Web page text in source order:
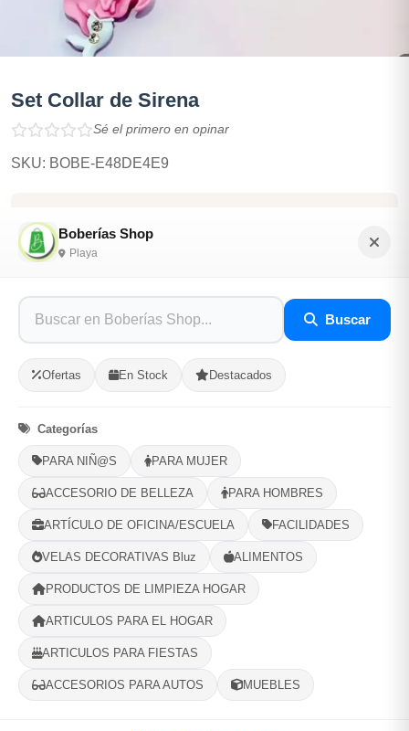
Boberías Shop
Playa
Buscar
Ofertas En Stock Destacados
Categorías
PARA NIÑ@S PARA MUJER
ACCESORIO DE BELLEZA PARA HOMBRES
ARTÍCULO DE OFICINA/ESCUELA FACILIDADES
VELAS DECORATIVAS Bluz ALIMENTOS
PRODUCTOS DE LIMPIEZA HOGAR
ARTICULOS PARA EL HOGAR
ARTICULOS PARA FIESTAS
ACCESORIOS PARA AUTOS MUEBLES
Set Collar de Sirena
Sé el primero en opinar
SKU: BOBE-E48DE4E9
$1,300.00
Opciones de Envio
Selecciona tu ubicacion
PROVINCIA
- +
Categorías: Joyería